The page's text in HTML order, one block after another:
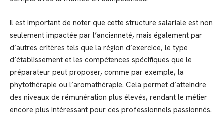
Il est important de noter que cette structure salariale est non
seulement impactée par l’ancienneté, mais également par
d’autres critères tels que la région d’exercice, le type
d’établissement et les compétences spécifiques que le
préparateur peut proposer, comme par exemple, la
phytothérapie ou l’aromathérapie. Cela permet d’atteindre
des niveaux de rémunération plus élevés, rendant le métier
encore plus intéressant pour des professionnels passionnés.